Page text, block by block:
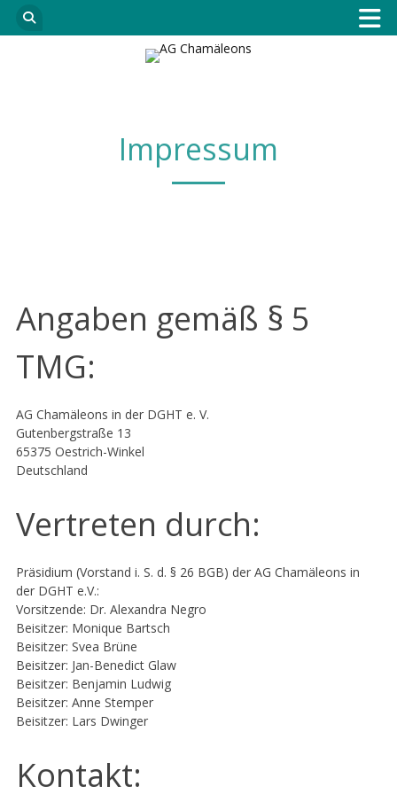
Impressum
Angaben gemäß § 5
TMG:
AG Chamäleons in der DGHT e. V.
Gutenbergstraße 13
65375 Oestrich-Winkel
Deutschland
Vertreten durch:
Präsidium (Vorstand i. S. d. § 26 BGB) der AG Chamäleons in
der DGHT e.V.:
Vorsitzende: Dr. Alexandra Negro
Beisitzer: Monique Bartsch
Beisitzer: Svea Brüne
Beisitzer: Jan-Benedict Glaw
Beisitzer: Benjamin Ludwig
Beisitzer: Anne Stemper
Beisitzer: Lars Dwinger
Kontakt: